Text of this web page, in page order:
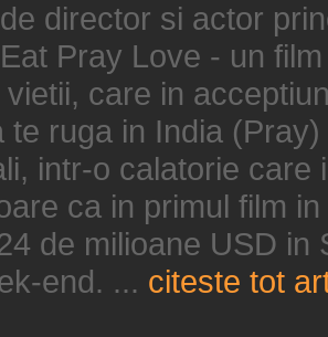
director si actor
Pray Love - un
vietii, care in
te ruga in India
intr-o calatorie
ca in primul film
de milioane USD in
end. ... citeste tot